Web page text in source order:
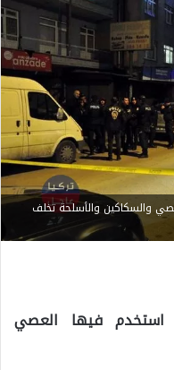
والسكاكين والأسلحة تخلف
استخدم فيها العصي